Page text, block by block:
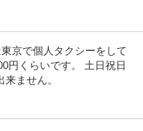
ル・商業施設の空間創造
ーカー＞日用品 ※会員属性など
京で個人タクシーをして
円くらいです。 土日祝日
ません。